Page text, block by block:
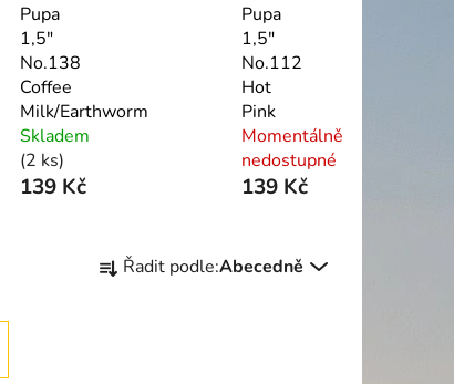
Pupa
1,5"
No.138
Coffee
Milk/Earthworm
Skladem
(2 ks)
139 Kč
Pupa
1,5"
No.112
Hot
Pink
Momentálně
nedostupné
139 Kč
a Řadit podle:Abecedně